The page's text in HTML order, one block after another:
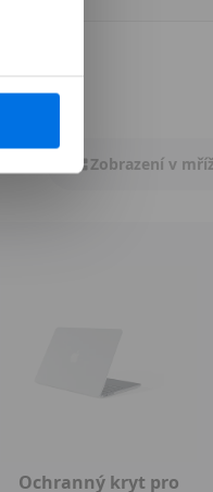
Zobrazení v
Ochranný kryt pro